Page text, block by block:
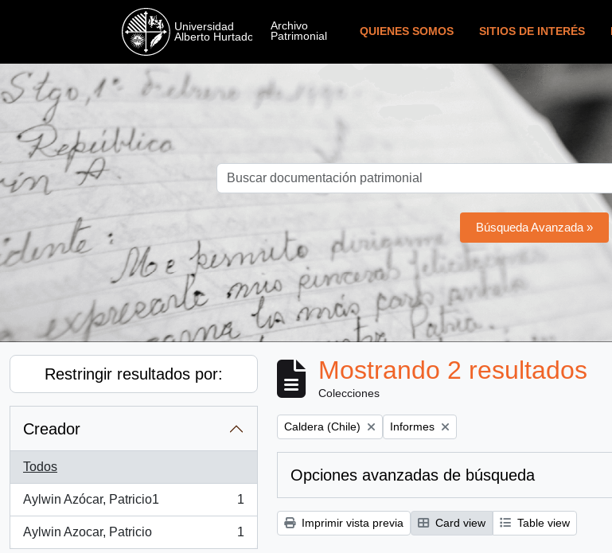
QUIENES SOMOS SITIOS DE INTERÉS
Búsqueda Avanzada »
Restringir resultados por:
Creador
Todos
Aylwin Azócar, Patricio1
, 1 resultados
1
Aylwin Azocar, Patricio
, 1 resultados
1
Mostrando 2 resultados
Colecciones
Remove filter:
Caldera (Chile) Remove filter:
Informes
Opciones avanzadas de búsqueda
Imprimir vista previa Card view Table view